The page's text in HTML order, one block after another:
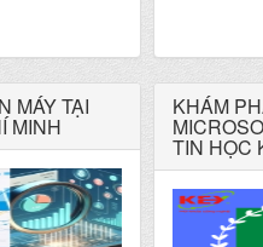
MÁY TẠI
MINH
KHÁM
TIN HỌC